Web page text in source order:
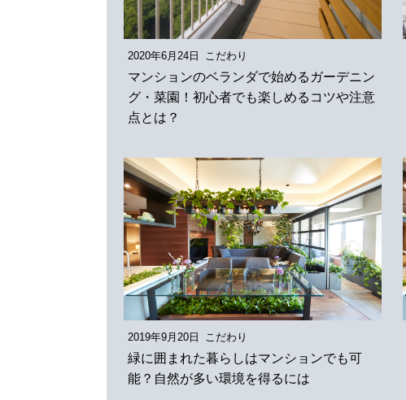
2020年6月24日 こだわり
マンションのベランダで始めるガーデニン
グ・菜園！初心者でも楽しめるコツや注意
点とは？
2019年9月20日 こだわり
緑に囲まれた暮らしはマンションでも可
能？自然が多い環境を得るには